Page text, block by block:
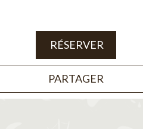
RÉSERVER
PARTAGER